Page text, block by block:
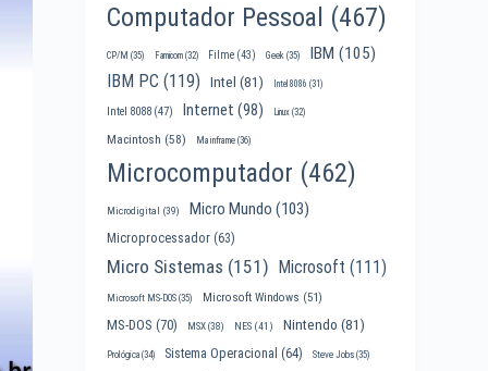
Computador Pessoal (467)
CP/M (35) Famicom (32) Filme (43) Geek (35) IBM (105)
IBM PC (119) Intel (81) Intel 8086 (31)
Intel 8088 (47) Internet (98) Linux (32)
Macintosh (58) Mainframe (36)
Microcomputador (462)
Microdigital (39) Micro Mundo (103)
Microprocessador (63)
Micro Sistemas (151) Microsoft (111)
Microsoft MS-DOS (35) Microsoft Windows (51)
MS-DOS (70) MSX(38) NES (41) Nintendo (81)
Prológica (34) Sistema Operacional (64) Steve Jobs (35)